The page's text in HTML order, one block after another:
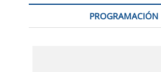
PROGRAMACIÓN